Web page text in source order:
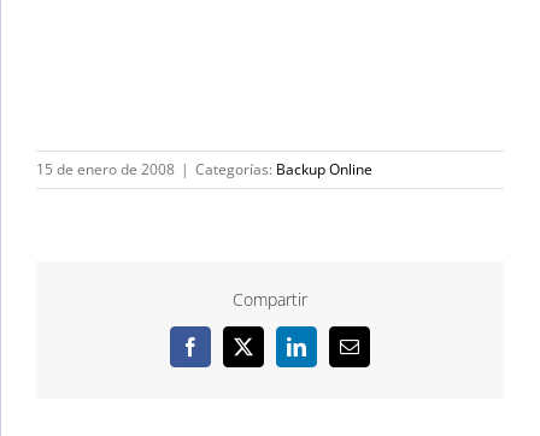
15 de enero de 2008 | Categorías: Backup Online
Compartir
Facebook
X LinkedInCorreo
electrónico